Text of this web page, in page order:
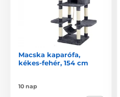
Macska kaparófa,
kékes-fehér, 154 cm
10 nap